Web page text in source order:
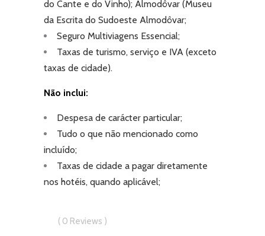
do Cante e do Vinho); Almodôvar (Museu
da Escrita do Sudoeste Almodôvar;
Seguro Multiviagens Essencial;
Taxas de turismo, serviço e IVA (exceto
taxas de cidade).
Não inclui:
Despesa de carácter particular;
Tudo o que não mencionado como
incluído;
Taxas de cidade a pagar diretamente
nos hotéis, quando aplicável;
0 Reviews